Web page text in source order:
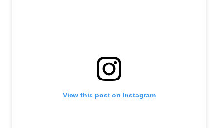
View this post on Instagram